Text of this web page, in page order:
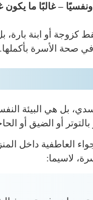
– غالبًا ما
أو ابنة بارة،
صحة الأسرة بأكملها.
بل هي البيئة
أو الضيق أو
العاطفية داخل
لاسيما: